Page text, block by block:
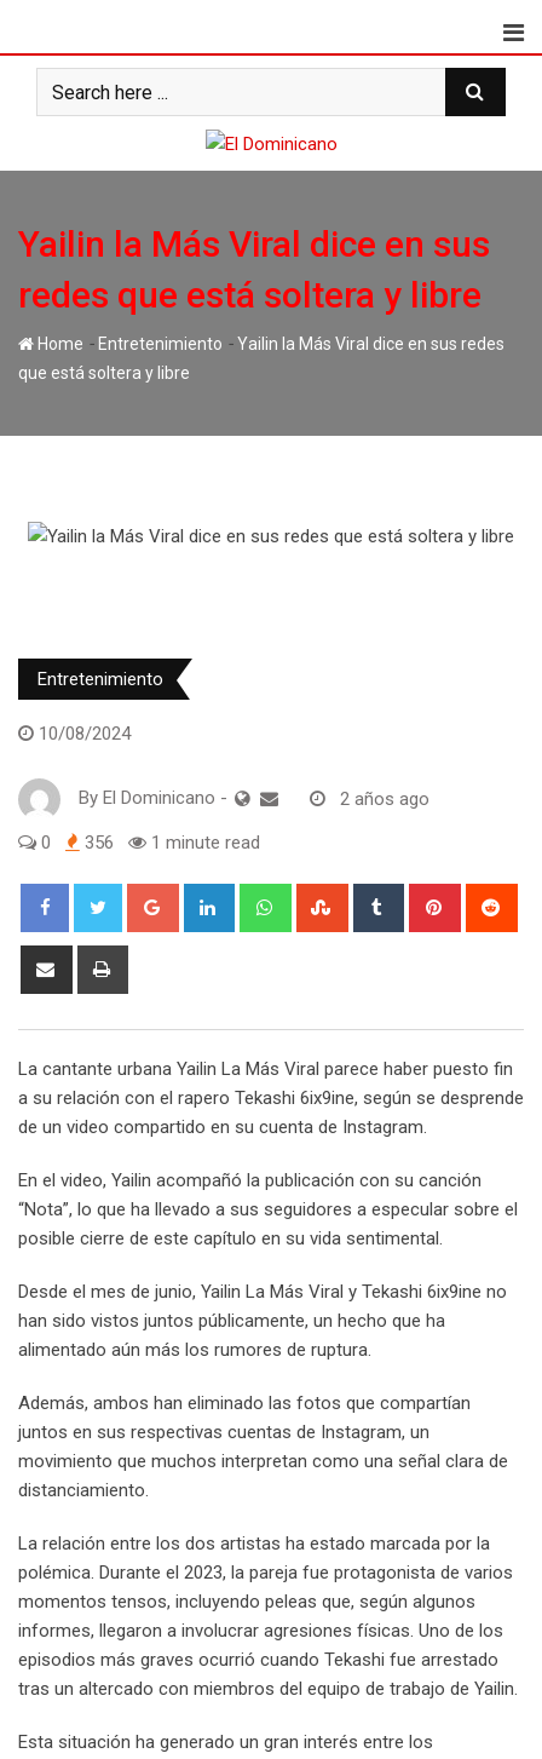
content
Yailin la Más Viral dice en sus
redes que está soltera y libre
Home - Entretenimiento -Yailin la Más Viral dice en sus redes
que está soltera y libre
Entretenimiento
10/08/2024
By El Dominicano - 2 años ago
0 356 1 minute read
Google+ LinkedIn WhatsappStumbleUpon
Tumblr Pinterest
Share
La cantante urbana Yailin La Más Viral parece haber puesto fin
a su relación con el rapero Tekashi 6ix9ine, según se desprende
de un video compartido en su cuenta de Instagram.
En el video, Yailin acompañó la publicación con su canción
“Nota”, lo que ha llevado a sus seguidores a especular sobre el
posible cierre de este capítulo en su vida sentimental.
Desde el mes de junio, Yailin La Más Viral y Tekashi 6ix9ine no
han sido vistos juntos públicamente, un hecho que ha
alimentado aún más los rumores de ruptura.
Además, ambos han eliminado las fotos que compartían
juntos en sus respectivas cuentas de Instagram, un
movimiento que muchos interpretan como una señal clara de
distanciamiento.
La relación entre los dos artistas ha estado marcada por la
polémica. Durante el 2023, la pareja fue protagonista de varios
momentos tensos, incluyendo peleas que, según algunos
informes, llegaron a involucrar agresiones físicas. Uno de los
episodios más graves ocurrió cuando Tekashi fue arrestado
tras un altercado con miembros del equipo de trabajo de Yailin.
Esta situación ha generado un gran interés entre los